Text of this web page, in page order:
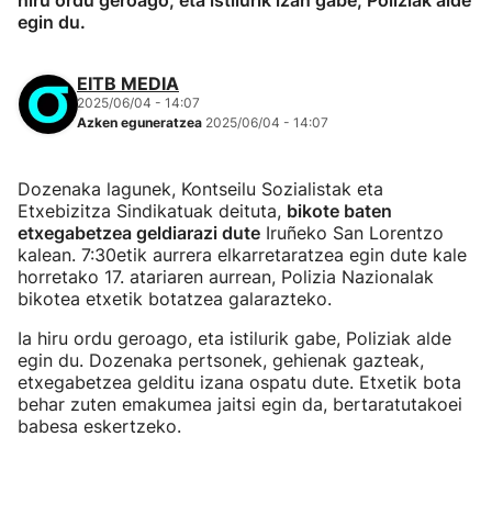
egin du.
EITB MEDIA
2025/06/04 - 14:07
Azken eguneratzea 2025/06/04 - 14:07
Dozenaka lagunek, Kontseilu Sozialistak eta
Etxebizitza Sindikatuak deituta, bikote baten
etxegabetzea geldiarazi dute Iruñeko San Lorentzo
kalean. 7:30etik aurrera elkarretaratzea egin dute kale
horretako 17. atariaren aurrean, Polizia Nazionalak
bikotea etxetik botatzea galarazteko.
Ia hiru ordu geroago, eta istilurik gabe, Poliziak alde
egin du. Dozenaka pertsonek, gehienak gazteak,
etxegabetzea gelditu izana ospatu dute. Etxetik bota
behar zuten emakumea jaitsi egin da, bertaratutakoei
babesa eskertzeko.